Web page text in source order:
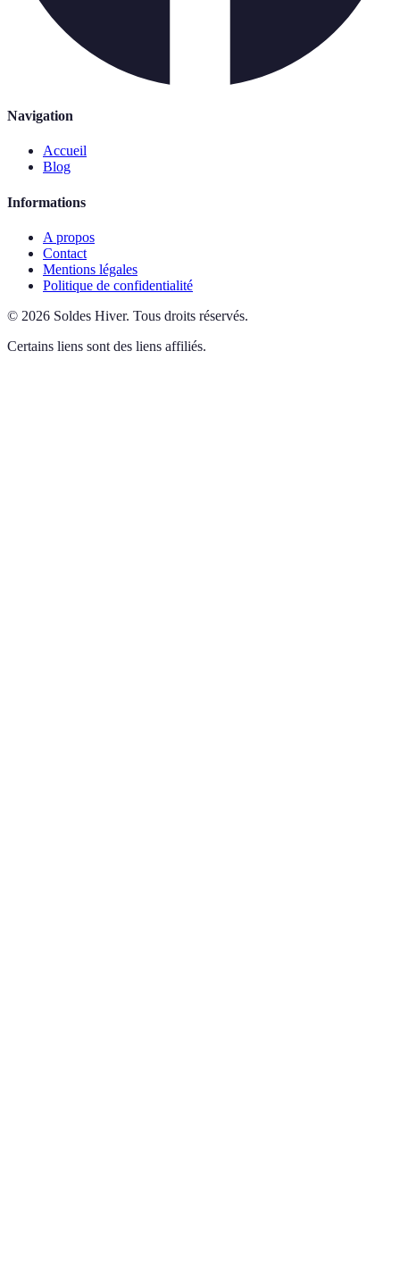
Navigation
Accueil
Blog
Informations
A propos
Contact
Mentions légales
Politique de confidentialité
© 2026 Soldes Hiver. Tous droits réservés.
Certains liens sont des liens affiliés.